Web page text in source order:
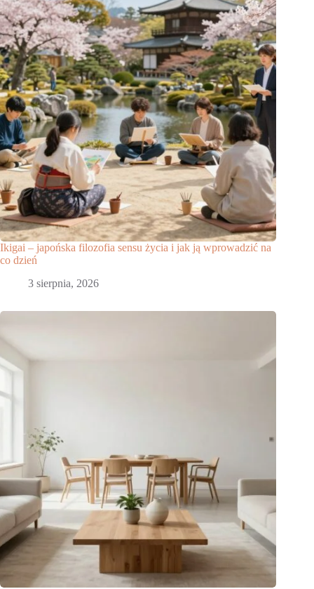
Ikigai – japońska filozofia sensu życia i jak ją wprowadzić na
co dzień
3 sierpnia, 2026